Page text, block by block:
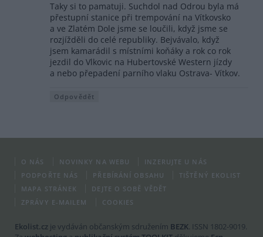
Taky si to pamatuji. Suchdol nad Odrou byla má
přestupní stanice při trempování na Vítkovsko
a ve Zlatém Dole jsme se loučili, když jsme se
rozjížděli do celé republiky. Bejvávalo, když
jsem kamarádil s místními koňáky a rok co rok
jezdil do Vlkovic na Hubertovské Western jízdy
a nebo přepadení parního vlaku Ostrava- Vítkov.
Odpovědět
O NÁS NOVINKY NA WEBU
INZERUJTE U NÁS
PODPOŘTE NÁS
PŘEBÍRÁNÍ OBSAHU
TIŠTĚNÝ EKOLIST
MAPA STRÁNEK
DEJTE O SOBĚ VĚDĚT
ZPRÁVY E-MAILEM
COOKIES
Ekolist.cz je vydáván občanským sdružením BEZK. ISSN 1802-9019.